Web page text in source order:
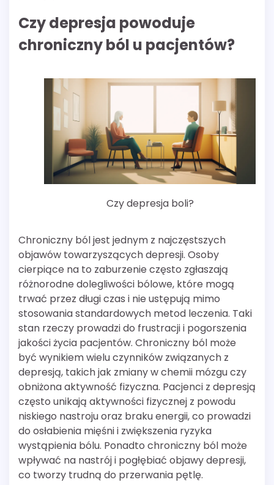
Czy depresja powoduje
chroniczny ból u pacjentów?
Czy depresja boli?
Chroniczny ból jest jednym z najczęstszych
objawów towarzyszących depresji. Osoby
cierpiące na to zaburzenie często zgłaszają
różnorodne dolegliwości bólowe, które mogą
trwać przez długi czas i nie ustępują mimo
stosowania standardowych metod leczenia. Taki
stan rzeczy prowadzi do frustracji i pogorszenia
jakości życia pacjentów. Chroniczny ból może
być wynikiem wielu czynników związanych z
depresją, takich jak zmiany w chemii mózgu czy
obniżona aktywność fizyczna. Pacjenci z depresją
często unikają aktywności fizycznej z powodu
niskiego nastroju oraz braku energii, co prowadzi
do osłabienia mięśni i zwiększenia ryzyka
wystąpienia bólu. Ponadto chroniczny ból może
wpływać na nastrój i pogłębiać objawy depresji,
co tworzy trudną do przerwania pętlę.